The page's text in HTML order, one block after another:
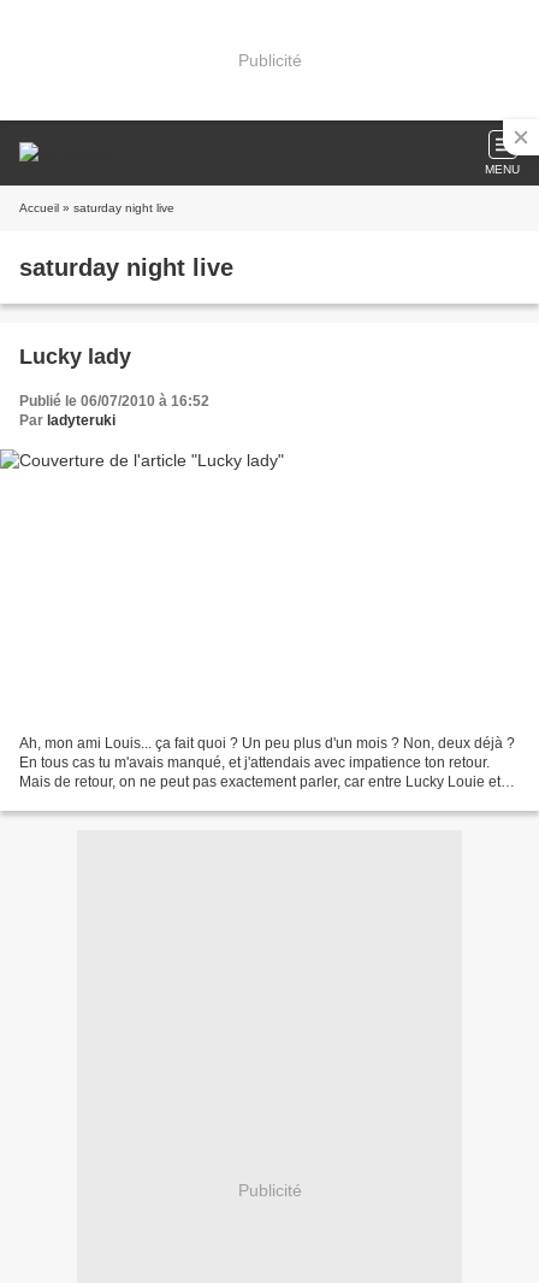
Publicité
MENU
Accueil » saturday night live
saturday night live
Lucky lady
Publié le 06/07/2010 à 16:52
Par ladyteruki
Ah, mon ami Louis... ça fait quoi ? Un peu plus d'un mois ? Non, deux déjà ?
En tous cas tu m'avais manqué, et j'attendais avec impatience ton retour.
Mais de retour, on ne peut pas exactement parler, car entre Lucky Louie et
Publicité